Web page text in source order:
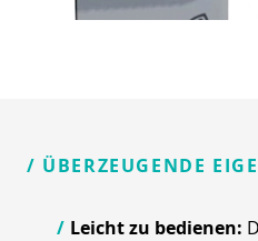
/ ÜBERZEUGENDE
Leicht zu bedienen: